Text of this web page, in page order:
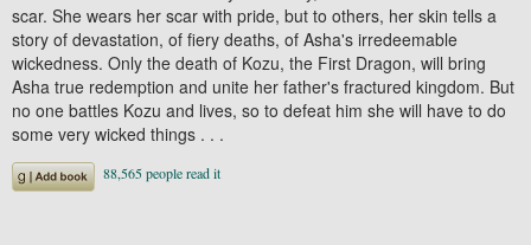
scar. She wears her scar with pride, but to others, her skin tells a
story of devastation, of fiery deaths, of Asha's irredeemable
wickedness. Only the death of Kozu, the First Dragon, will bring
Asha true redemption and unite her father's fractured kingdom. But
no one battles Kozu and lives, so to defeat him she will have to do
some very wicked things . . .